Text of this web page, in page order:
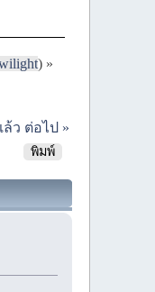
) »
ล้ว ต่อไป »
พิมพ์